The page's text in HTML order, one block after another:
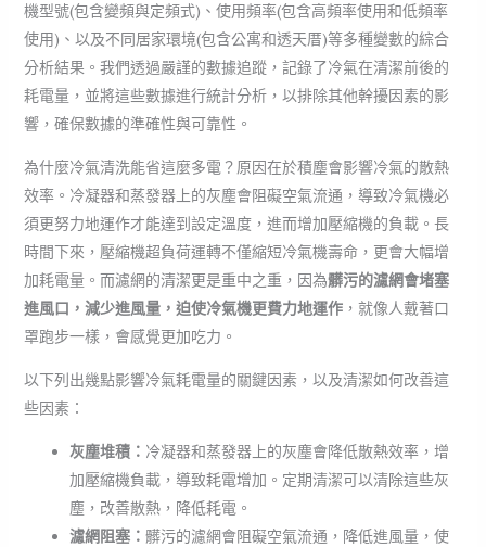
機型號(包含變頻與定頻式)、使用頻率(包含高頻率使用和低頻率
使用)、以及不同居家環境(包含公寓和透天厝)等多種變數的綜合
分析結果。我們透過嚴謹的數據追蹤，記錄了冷氣在清潔前後的
耗電量，並將這些數據進行統計分析，以排除其他幹擾因素的影
響，確保數據的準確性與可靠性。
為什麼冷氣清洗能省這麼多電？原因在於積塵會影響冷氣的散熱
效率。冷凝器和蒸發器上的灰塵會阻礙空氣流通，導致冷氣機必
須更努力地運作才能達到設定溫度，進而增加壓縮機的負載。長
時間下來，壓縮機超負荷運轉不僅縮短冷氣機壽命，更會大幅增
加耗電量。而濾網的清潔更是重中之重，因為髒污的濾網會堵塞
進風口，減少進風量，迫使冷氣機更費力地運作，就像人戴著口
罩跑步一樣，會感覺更加吃力。
以下列出幾點影響冷氣耗電量的關鍵因素，以及清潔如何改善這
些因素：
灰塵堆積： 冷凝器和蒸發器上的灰塵會降低散熱效率，增
加壓縮機負載，導致耗電增加。定期清潔可以清除這些灰
塵，改善散熱，降低耗電。
濾網阻塞： 髒污的濾網會阻礙空氣流通，降低進風量，使